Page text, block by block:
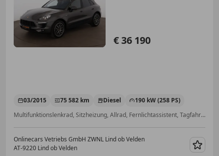
€ 36 190
03/2015 75 582 km Diesel
190 kW (258 PS)
Multifunktionslenkrad, Sitzheizung, Allrad, Fernlichtassistent, Tagfahrlicht, Fahrerairbag, Elektrische Sitze, Beheizbares Lenkrad
Onlinecars Vetriebs GmbH ZWNL Lind ob Velden
AT-9220 Lind ob Velden